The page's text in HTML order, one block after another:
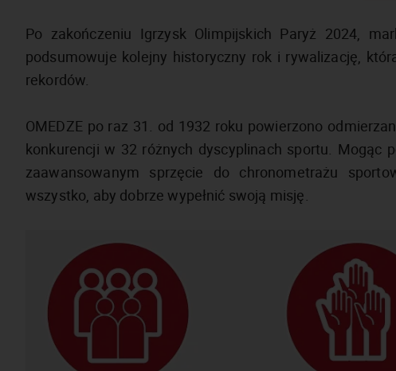
Po zakończeniu Igrzysk Olimpijskich Paryż 2024,
podsumowuje kolejny historyczny rok i rywalizację,
rekordów.
OMEDZE po raz 31. od 1932 roku powierzono
konkurencji w 32 różnych dyscyplinach sportu. Mogąc
zaawansowanym sprzęcie do chronometrażu
wszystko, aby dobrze wypełnić swoją misję.